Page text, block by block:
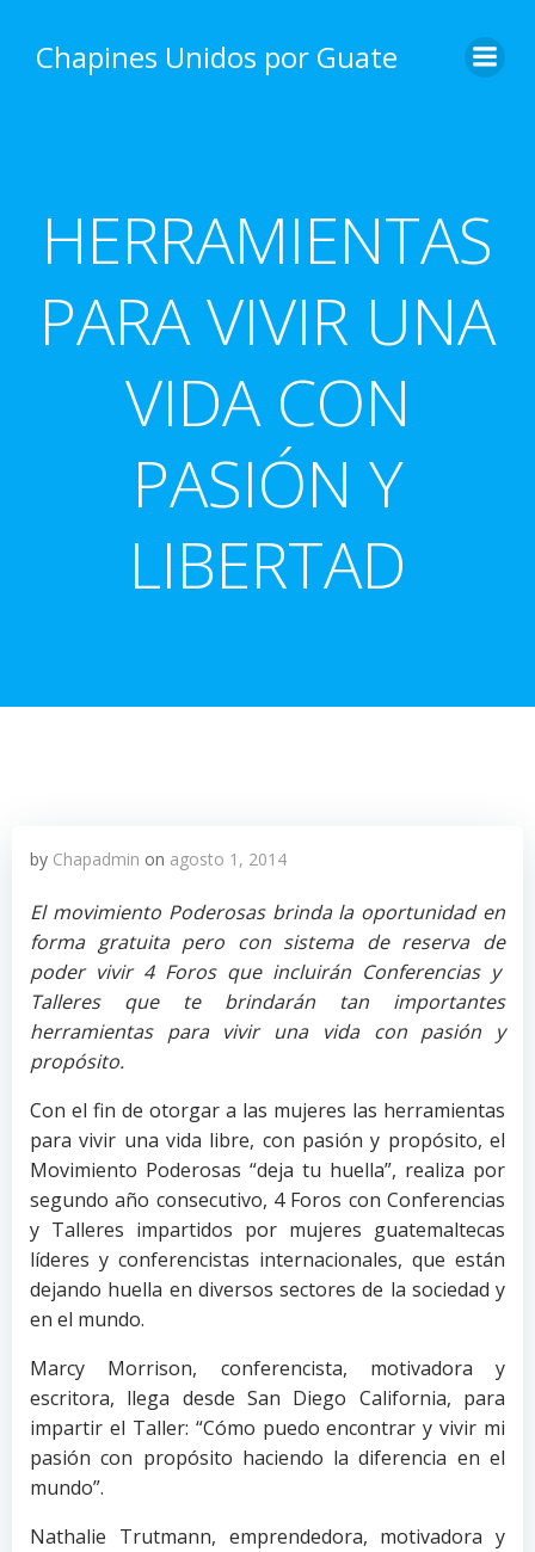
content
Chapines Unidos por Guate
HERRAMIENTAS
PARA VIVIR UNA
VIDA CON
PASIÓN Y
LIBERTAD
by Chapadmin on agosto 1, 2014
El movimiento Poderosas brinda la oportunidad en
forma gratuita pero con sistema de reserva de
poder vivir 4 Foros que incluirán Conferencias y
Talleres que te brindarán tan importantes
herramientas para vivir una vida con pasión y
propósito.
Con el fin de otorgar a las mujeres las herramientas
para vivir una vida libre, con pasión y propósito, el
Movimiento Poderosas “deja tu huella”, realiza por
segundo año consecutivo, 4 Foros con Conferencias
y Talleres impartidos por mujeres guatemaltecas
líderes y conferencistas internacionales, que están
dejando huella en diversos sectores de la sociedad y
en el mundo.
Marcy Morrison, conferencista, motivadora y
escritora, llega desde San Diego California, para
impartir el Taller: “Cómo puedo encontrar y vivir mi
pasión con propósito haciendo la diferencia en el
mundo”.
Nathalie Trutmann, emprendedora, motivadora y